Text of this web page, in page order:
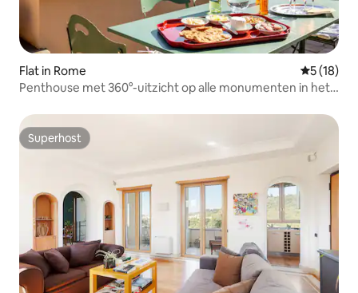
Flat in Rome
5 (18)
Penthouse met 360°-uitzicht op alle monumenten in het
Superhost
Superhost